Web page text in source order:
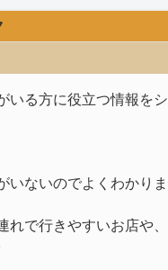
いる方に役立つ情報を
いないのでよくわかり
れで行きやすいお店や